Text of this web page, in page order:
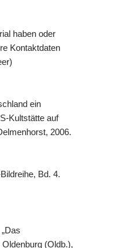
haben oder
Kontaktdaten
ein
Kultstätte auf
2006.
Bd. 4.
(Oldb.),